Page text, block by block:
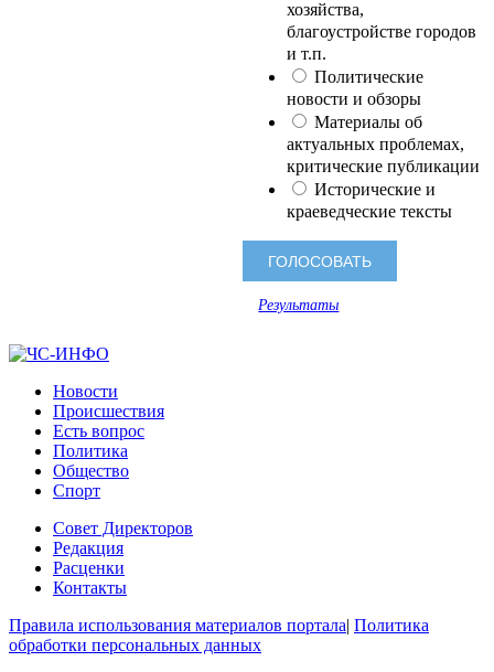
хозяйства,
благоустройстве городов
и т.п.
Политические
новости и обзоры
Материалы об
актуальных проблемах,
критические публикации
Исторические и
краеведческие тексты
Результаты
Новости
Происшествия
Есть вопрос
Политика
Общество
Спорт
Совет Директоров
Редакция
Расценки
Контакты
Правила использования материалов портала| Политика
обработки персональных данных